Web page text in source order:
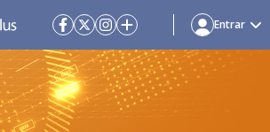
Entrar